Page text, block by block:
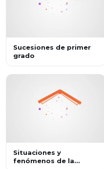
Sucesiones de primer
grado
Situaciones y
fenómenos de la